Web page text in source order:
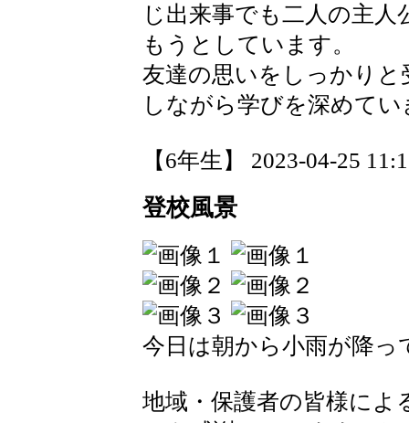
じ出来事でも二人の主
もうとしています。
友達の思いをしっかり
しながら学びを深めて
【6年生】 2023-04-25
登校風景
今日は朝から小雨が降っ
地域・保護者の皆様によ